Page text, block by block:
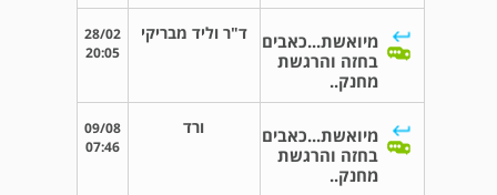
מיואשת...כאבים
בחזה והרגשת
מחנק..
ד"ר וליד מבריקי
28/02
20:05
מיואשת...כאבים
בחזה והרגשת
מחנק..
ורד
09/08
07:46